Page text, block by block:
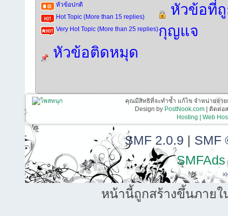
หัวข้อปกติ
Hot Topic (More than 15 replies)
Very Hot Topic (More than 25 replies)
หัวข้อที่
กุญแจ
หัวข้อติดหมุด
คุณมีสิทธิที่จะทำซ้ำ แก้ไข จำหน่ายจ่า
Design by PostNook.com| ติดต่อส
Hosting | Web
SMF 2.0.9 | SMF
SMFAds
หน้านี้ถูกสร้างขึ้นภายใ